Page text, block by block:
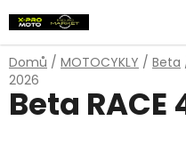
na
obsah
Domů / MOTOCYKLY / Beta
2026
Beta RACE